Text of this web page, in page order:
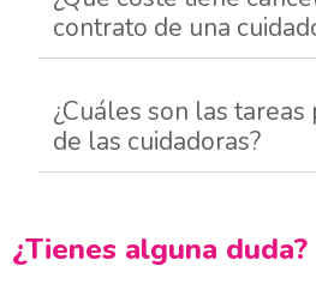
contrato de una
¿Cuáles son las
de las cuidadoras?
¿Tienes alguna duda?